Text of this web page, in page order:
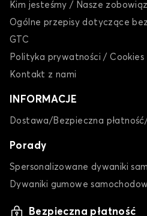
Kim jesteśmy / Nasze
Ogólne przepisy dotyczące
GTC
Polityka prywatności / Cookies
Kontakt z nami
INFORMACJE
Dostawa/Bezpieczna
Porady
Spersonalizowane dywaniki
Dywaniki gumowe
Bezpieczna płatność